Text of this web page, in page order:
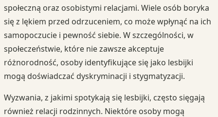
społeczną oraz osobistymi relacjami. Wiele osób boryka
się z lękiem przed odrzuceniem, co może wpłynąć na ich
samopoczucie i pewność siebie. W szczególności, w
społeczeństwie, które nie zawsze akceptuje
różnorodność, osoby identyfikujące się jako lesbijki
mogą doświadczać dyskryminacji i stygmatyzacji.
Wyzwania, z jakimi spotykają się lesbijki, często sięgają
również relacji rodzinnych. Niektóre osoby mogą